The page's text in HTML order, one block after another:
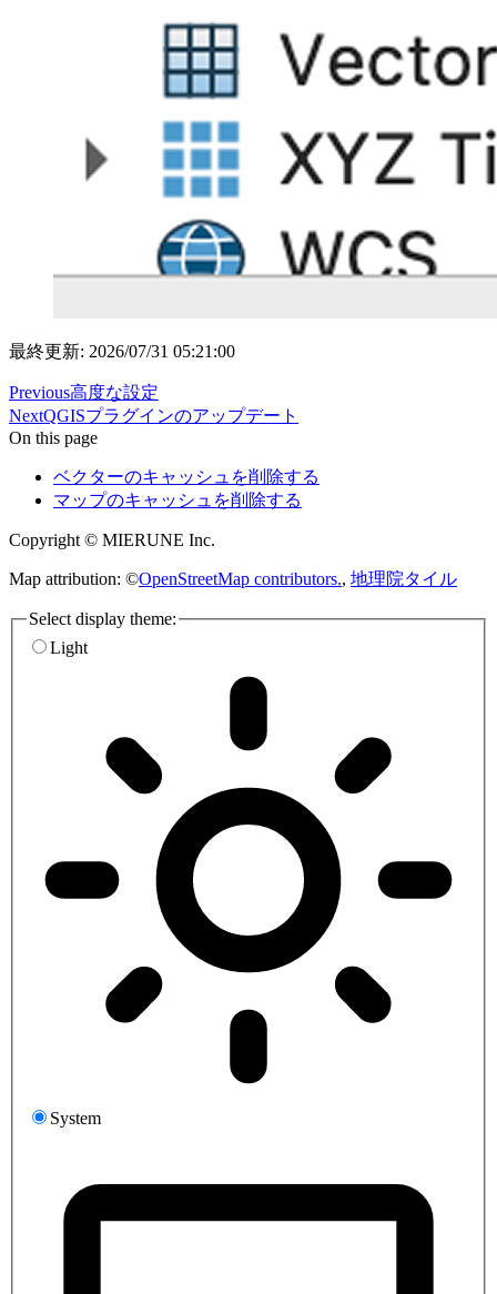
最終更新: 2026/07/31 05:21:00
Previous高度な設定
NextQGISプラグインのアップデート
On this page
ベクターのキャッシュを削除する
マップのキャッシュを削除する
Copyright © MIERUNE Inc.
Map attribution: ©OpenStreetMap contributors., 地理院タイル
Select display theme:
Light
System